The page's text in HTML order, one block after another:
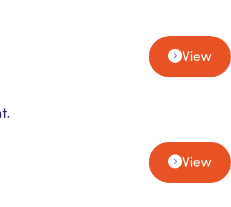
View
View